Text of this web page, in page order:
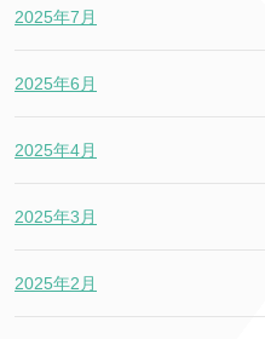
2025年7月
2025年6月
2025年4月
2025年3月
2025年2月